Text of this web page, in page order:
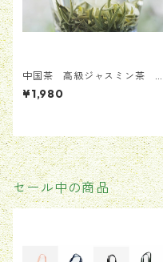
中国茶 高級ジャスミン茶
茉莉花茶 ジャスミンティ
ー 25g
¥1,980
セール中の商品